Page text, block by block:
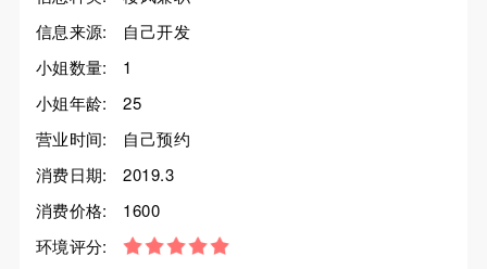
信息来源:
自己开发
小姐数量:
1
小姐年龄:
25
营业时间:
自己预约
消费日期:
2019.3
消费价格:
1600
环境评分: